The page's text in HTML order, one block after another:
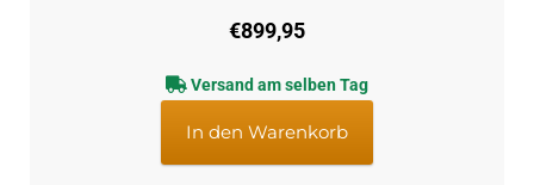
€899,95
Versand am selben Tag
In den Warenkorb